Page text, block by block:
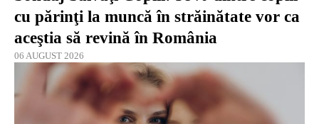
cu părinţi la muncă în străinătate vor ca
aceştia să revină în România
06 AUGUST 2026